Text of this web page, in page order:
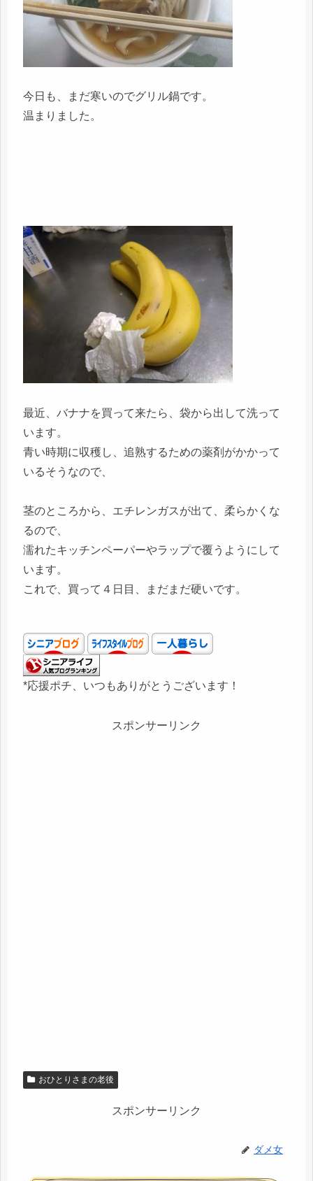
今日も、まだ寒いのでグリル鍋です。
温まりました。
最近、バナナを買って来たら、袋から出して洗って
います。
青い時期に収穫し、追熟するための薬剤がかかって
いるそうなので、
茎のところから、エチレンガスが出て、柔らかくな
るので、
濡れたキッチンペーパーやラップで覆うようにして
います。
これで、買って４日目、まだまだ硬いです。
*応援ポチ、いつもありがとうございます！
スポンサーリンク
おひとりさまの老後
スポンサーリンク
ダメ女